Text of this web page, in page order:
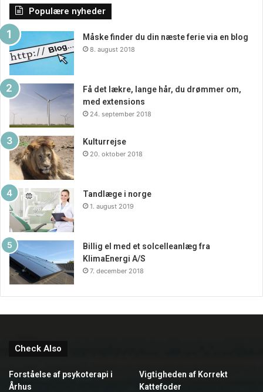
livskvalitet generelt. Ved at deltage i regelmæssige
terapisessioner kan man få værdifulde redskaber og
ressourcer til at håndtere livets udfordringer og opnå
større trivsel og tilfredshed.
Populære nyheder
Måske finder du din næste ferie via en blog
8. august 2018
Få det lækre, lange hår, du drømmer om,
med extensions
24. september 2018
Kulturrejse
20. oktober 2018
Tandlæge i norge
1. august 2019
Billig el med et solcelleanlæg fra
KlimaEnergi A/S
7. december 2018
Check Also
Forståelse af psykoterapi i
Århus
Vigtigheden af Korrekt
Kattefoder